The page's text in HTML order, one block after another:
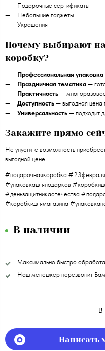
Подарочные сертификаты
Небольшие гаджеты
Украшения
Почему выбирают
коробку?
Профессиональная упаковка
Праздничная тематика —
Практичность —
Доступность — выгодная цена
Универсальность — подходит
Закажите прямо
Не упустите возможность
выгодной цене.
#подарочнаякоробка
#упаковкадляподарков
#деньзащитникаотечества
#коробкидлямагазина
В наличии
Максимально быстро
Наш менеджер перезвонит
В
Написать